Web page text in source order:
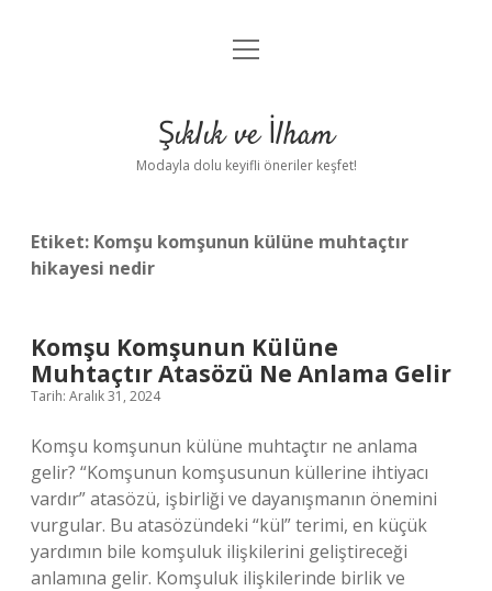
Anasayfa
Yasal Uyarı
menüyü
Şıklık ve İlham
Modayla dolu keyifli öneriler keşfet!
Etiket: Komşu komşunun külüne muhtaçtır
hikayesi nedir
Komşu Komşunun Külüne
Muhtaçtır Atasözü Ne Anlama Gelir
Tarih: Aralık 31, 2024
Komşu komşunun külüne muhtaçtır ne anlama
gelir? “Komşunun komşusunun küllerine ihtiyacı
vardır” atasözü, işbirliği ve dayanışmanın önemini
vurgular. Bu atasözündeki “kül” terimi, en küçük
yardımın bile komşuluk ilişkilerini geliştireceği
anlamına gelir. Komşuluk ilişkilerinde birlik ve